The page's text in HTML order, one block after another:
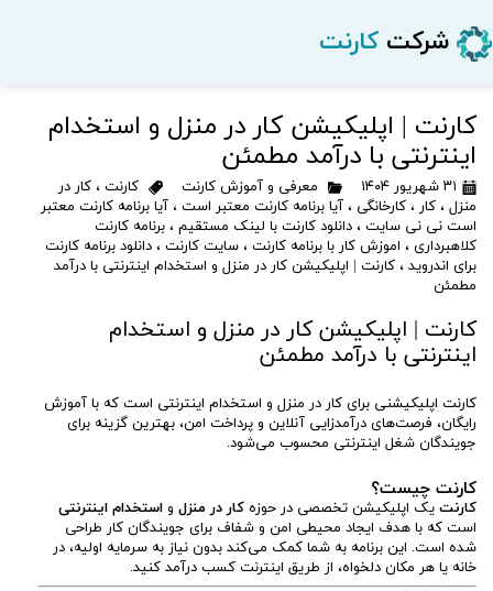
شرکت کارنت
کارنت | اپلیکیشن کار در منزل و استخدام
اینترنتی با درآمد مطمئن
۳۱ شهریور ۱۴۰۴ معرفی و آموزش کارنت کارنت ، کار در
منزل ، کار ، کارخانگی ، آیا برنامه کارنت معتبر است ، آیا برنامه کارنت معتبر
است نی نی سایت ، دانلود کارنت با لینک مستقیم ، برنامه کارنت
کلاهبرداری ، اموزش کار با برنامه کارنت ، سایت کارنت ، دانلود برنامه کارنت
برای اندروید ، کارنت | اپلیکیشن کار در منزل و استخدام اینترنتی با درآمد
مطمئن
کارنت | اپلیکیشن کار در منزل و استخدام
اینترنتی با درآمد مطمئن
کارنت اپلیکیشنی برای کار در منزل و استخدام اینترنتی است که با آموزش
رایگان، فرصت‌های درآمدزایی آنلاین و پرداخت امن، بهترین گزینه برای
جویندگان شغل اینترنتی محسوب می‌شود.
کارنت چیست؟
کارنت یک اپلیکیشن تخصصی در حوزه کار در منزل و استخدام اینترنتی
است که با هدف ایجاد محیطی امن و شفاف برای جویندگان کار طراحی
شده است. این برنامه به شما کمک می‌کند بدون نیاز به سرمایه اولیه، در
خانه یا هر مکان دلخواه، از طریق اینترنت کسب درآمد کنید.